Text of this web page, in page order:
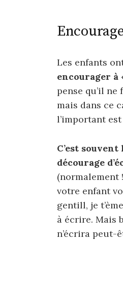
Les enfants
encourager à
pense qu’il ne
mais dans ce
l’important est
C’est
décourage
(normalement
votre enfant
gentill, je
à écrire. Mais
n’écrira peut-